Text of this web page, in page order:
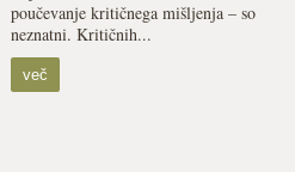
poučevanje kritičnega mišljenja – so
neznatni. Kritičnih...
več